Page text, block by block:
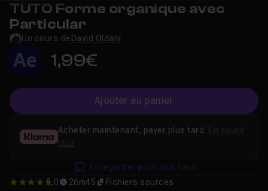
TUTO Forme organique avec
Particular
Un cours de David Oldani
1,99€
Ajouter au panier
5 5,0 26m45 Fichiers sources
Acheter maintenant, payer plus tard.
plus
Enregistrer pour plus tard